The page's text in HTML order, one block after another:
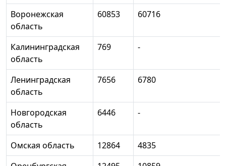
Воронежская
область
60853 60716
Калининградская
область
769 -
Ленинградская
область
7656 6780
Новгородская
область
6446 -
Омская область 12864
4835